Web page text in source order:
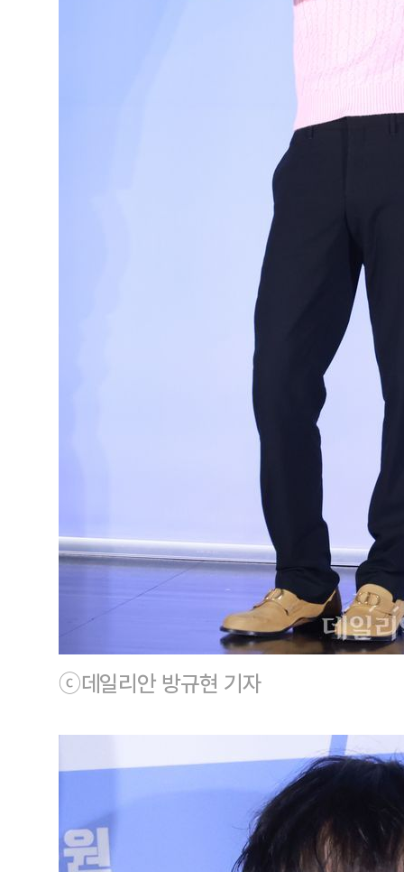
ⓒ데일리안 방규현 기자